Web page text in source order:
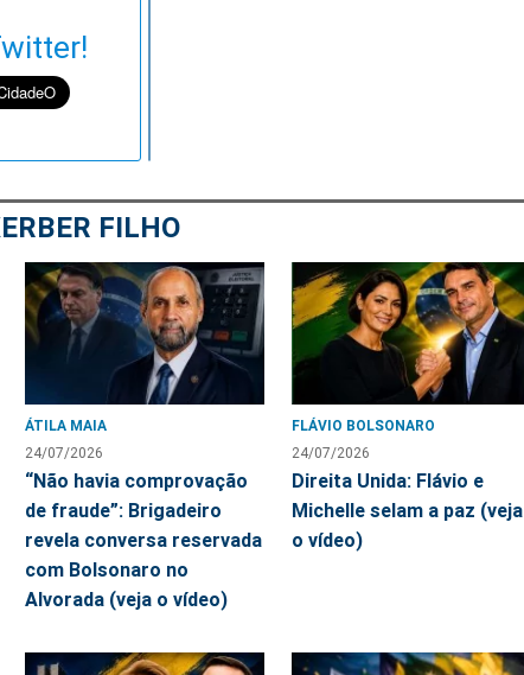
no
FILHO
ÁTILA MAIA
24/07/2026
“Não havia comprovação
de fraude”: Brigadeiro
revela conversa reservada
com Bolsonaro no
Alvorada (veja o vídeo)
FLÁVIO BOLSONARO
24/07/2026
Direita Unida: Flávio e
Michelle selam a paz (veja
o vídeo)